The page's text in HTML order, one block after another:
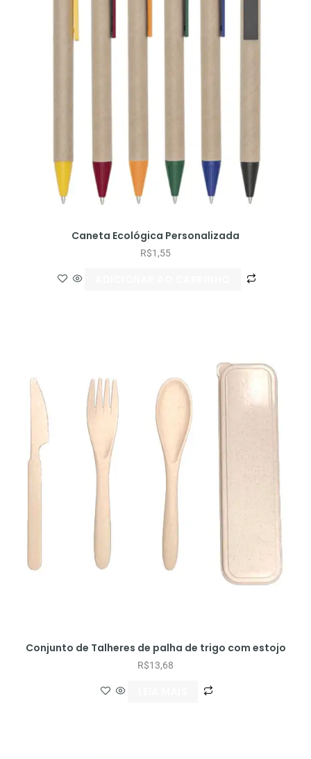
Caneta Ecológica Personalizada
R$1,55
Conjunto de Talheres de palha de trigo com estojo
R$13,68